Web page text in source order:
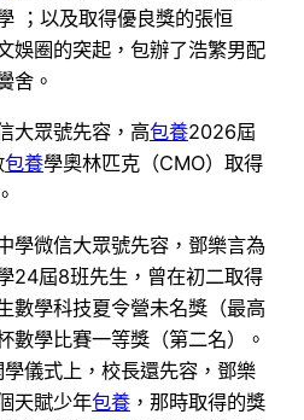
；以及取得優良獎的張恒
娛圈的突起，包辦了浩繁男配
舍。
大眾號先容，高包養2026屆
包養學奧林匹克（CMO）取得
學微信大眾號先容，鄧樂言為
24屆8班先生，曾在初二取得
數學科技夏令營未名獎（最高
數學比賽一等獎（第二名）。
儀式上，校長還先容，鄧樂
天賦少年包養 ，那時取得的獎